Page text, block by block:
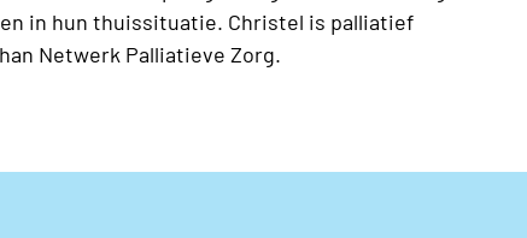
in hun thuissituatie. Christel is palliatief
Netwerk Palliatieve Zorg.